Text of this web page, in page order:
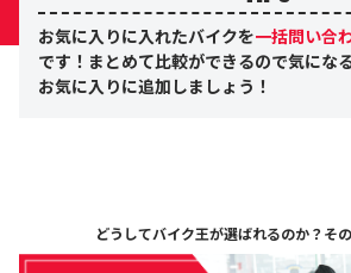
お気に入りに入れたバイクを一括問い合
です！まとめて比較ができるので気にな
お気に入りに追加しましょう！
どうしてバイク王が選ばれるのか？ そ